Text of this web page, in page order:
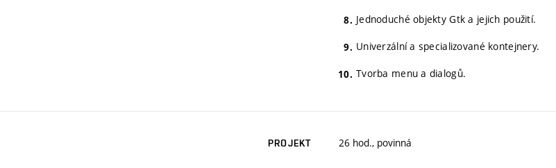
Jednoduché objekty Gtk a jejich použití.
Univerzální a specializované kontejnery.
Tvorba menu a dialogů.
PROJEKT 26 hod., povinná